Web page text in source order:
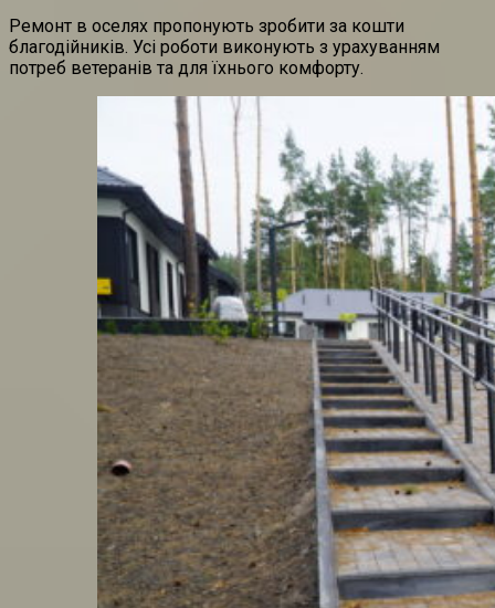
Ремонт в оселях пропонують зробити за кошти
благодійників. Усі роботи виконують з урахуванням
потреб ветеранів та для їхнього комфорту.